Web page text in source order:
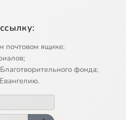
почтовом ящике:
фонда;